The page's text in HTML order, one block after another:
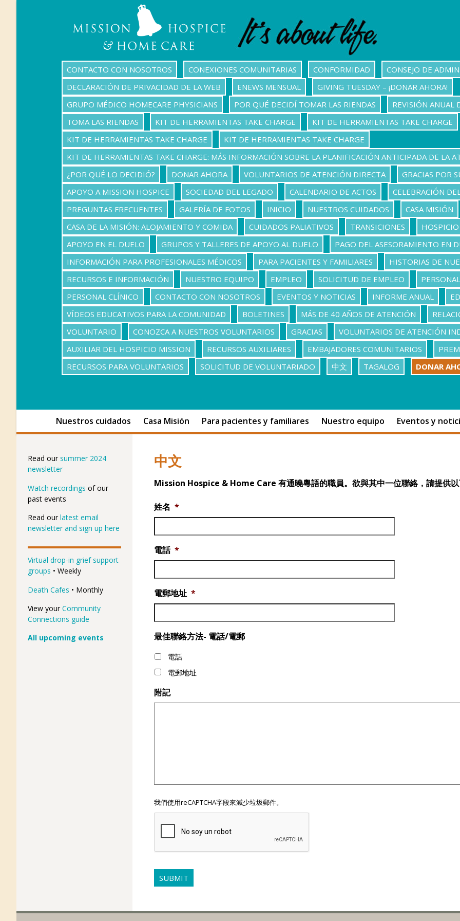
CONTACTO CON NOSOTROS CONEXIONES COMUNITARIAS CONFORMIDAD
CONSEJO DE
DECLARACIÓN DE PRIVACIDAD DE LA WEB
ENEWS MENSUAL
GIVING TUESDAY – ¡DONAR AHORA!
GRUPO MÉDICO HOMECARE PHYSICIANS
POR QUÉ DECIDÍ TOMAR LAS RIENDAS
REVISIÓN ANUAL
TOMA LAS RIENDAS
KIT DE HERRAMIENTAS TAKE CHARGE KIT DE HERRAMIENTAS TAKE CHARGE
KIT DE HERRAMIENTAS TAKE CHARGE
KIT DE HERRAMIENTAS TAKE CHARGE
KIT DE HERRAMIENTAS TAKE CHARGE: MÁS INFORMACIÓN SOBRE LA PLANIFICACIÓN ANTICIPADA DE LA
¿POR QUÉ LO DECIDIÓ?
DONAR AHORA VOLUNTARIOS DE ATENCIÓN DIRECTA
GRACIAS POR
APOYO A MISSION HOSPICE
SOCIEDAD DEL LEGADO CALENDARIO DE ACTOS
CELEBRACIÓN
PREGUNTAS FRECUENTES
GALERÍA DE FOTOS INICIO NUESTROS CUIDADOS
CASA MISIÓN
CASA DE LA MISIÓN: ALOJAMIENTO Y COMIDA
CUIDADOS PALIATIVOS TRANSICIONES HOSPICIO
APOYO EN EL DUELO
GRUPOS Y TALLERES DE APOYO AL DUELO
PAGO DEL ASESORAMIENTO EN
INFORMACIÓN PARA PROFESIONALES MÉDICOS
PARA PACIENTES Y FAMILIARES
HISTORIAS DE
RECURSOS E INFORMACIÓN
NUESTRO EQUIPO EMPLEO SOLICITUD DE EMPLEO
PERSONAL CLÍNICO
CONTACTO CON NOSOTROS EVENTOS Y NOTICIAS INFORME ANUAL
VÍDEOS EDUCATIVOS PARA LA COMUNIDAD
BOLETINES MÁS DE 40 AÑOS DE ATENCIÓN
VOLUNTARIO
CONOZCA A NUESTROS VOLUNTARIOS GRACIAS
VOLUNTARIOS DE ATENCIÓN
AUXILIAR DEL HOSPICIO MISSION
RECURSOS AUXILIARES EMBAJADORES COMUNITARIOS
RECURSOS PARA VOLUNTARIOS
SOLICITUD DE VOLUNTARIADO 中文 TAGALOG DONAR
Nuestros cuidados Casa Misión Para pacientes y familiares Nuestro equipo Eventos y
Read our summer 2024
newsletter
Watch recordings of our
past events
Read our latest email
newsletter and sign up here
Virtual drop-in grief support
groups • Weekly
Death Cafes • Monthly
View your Community
Connections guide
All upcoming events
中文
Mission Hospice & Home Care 有通曉粵語的職員。欲與其中一位聯絡，請提供
姓名 *
電話 *
電郵地址 *
最佳聯絡方法- 電話/電郵
電話
電郵地址
附記
CAPTCHA
我們使用reCAPTCHA字段來減少垃圾郵件。